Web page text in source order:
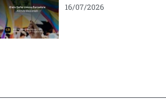
16/07/2026